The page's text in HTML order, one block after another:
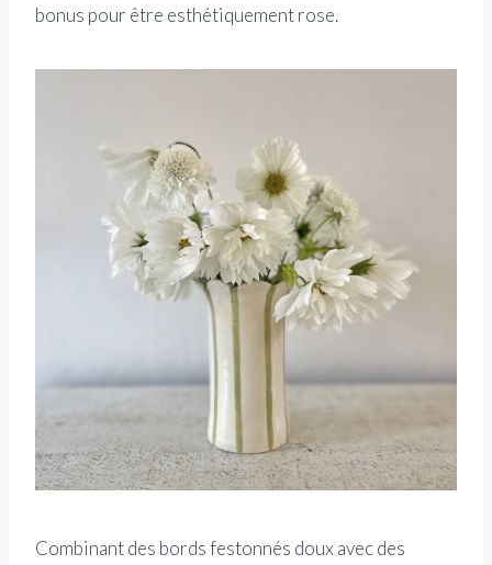
bonus pour être esthétiquement rose.
Combinant des bords festonnés doux avec des